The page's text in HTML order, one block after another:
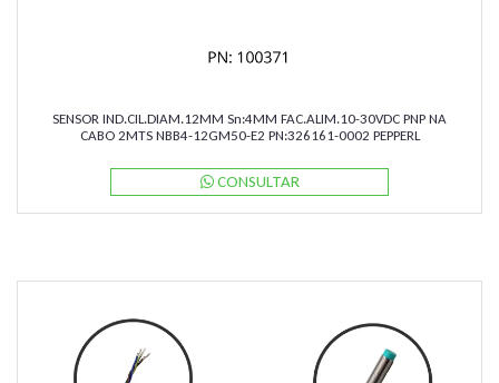
SENSOR IND.CIL.DIAM.12MM Sn:4MM FAC.ALIM.10-30VDC PNP NA
CABO 2MTS NBB4-12GM50-E2 PN:326161-0002 PEPPERL
CONSULTAR